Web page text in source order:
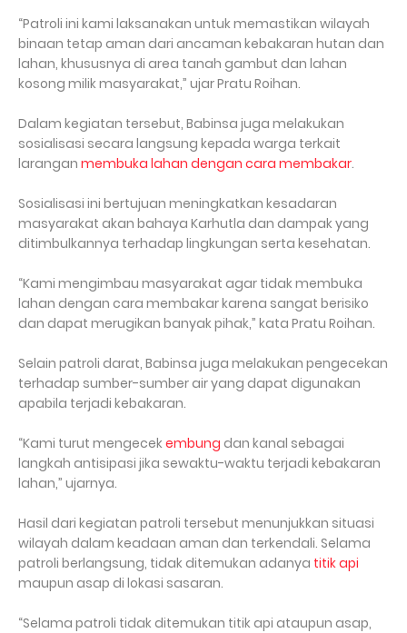
“Patroli ini kami laksanakan untuk memastikan wilayah
binaan tetap aman dari ancaman kebakaran hutan dan
lahan, khususnya di area tanah gambut dan lahan
kosong milik masyarakat,” ujar Pratu Roihan.
Dalam kegiatan tersebut, Babinsa juga melakukan
sosialisasi secara langsung kepada warga terkait
larangan membuka lahan dengan cara membakar.
Sosialisasi ini bertujuan meningkatkan kesadaran
masyarakat akan bahaya Karhutla dan dampak yang
ditimbulkannya terhadap lingkungan serta kesehatan.
“Kami mengimbau masyarakat agar tidak membuka
lahan dengan cara membakar karena sangat berisiko
dan dapat merugikan banyak pihak,” kata Pratu Roihan.
Selain patroli darat, Babinsa juga melakukan pengecekan
terhadap sumber-sumber air yang dapat digunakan
apabila terjadi kebakaran.
“Kami turut mengecekembung dan kanal sebagai
langkah antisipasi jika sewaktu-waktu terjadi kebakaran
lahan,” ujarnya.
Hasil dari kegiatan patroli tersebut menunjukkan situasi
wilayah dalam keadaan aman dan terkendali. Selama
patroli berlangsung, tidak ditemukan adanya titik api
maupun asap di lokasi sasaran.
“Selama patroli tidak ditemukan titik api ataupun asap,